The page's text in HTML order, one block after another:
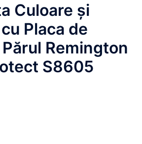
Culoare și
Placa de
Remington
S8605